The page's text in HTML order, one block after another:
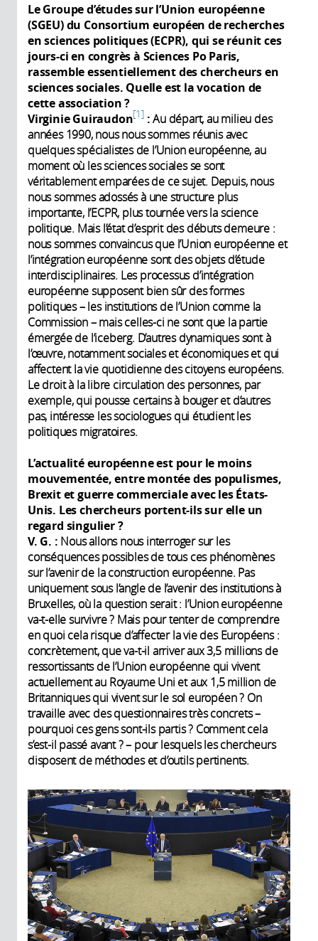
Le Groupe d’études sur l’Union européenne
(SGEU) du Consortium européen de recherches
en sciences politiques (ECPR), qui se réunit ces
jours-ci en congrès à Sciences Po Paris,
rassemble essentiellement des chercheurs en
sciences sociales. Quelle est la vocation de
cette association ?
Virginie Guiraudon 1 :Au départ, au milieu des
années 1990, nous nous sommes réunis avec
quelques spécialistes de l’Union européenne, au
moment où les sciences sociales se sont
véritablement emparées de ce sujet. Depuis, nous
nous sommes adossés à une structure plus
importante, l’ECPR, plus tournée vers la science
politique. Mais l’état d’esprit des débuts demeure :
nous sommes convaincus que l’Union européenne et
l’intégration européenne sont des objets d’étude
interdisciplinaires. Les processus d’intégration
européenne supposent bien sûr des formes
politiques – les institutions de l’Union comme la
Commission – mais celles-ci ne sont que la partie
émergée de l’iceberg. D’autres dynamiques sont à
l’œuvre, notamment sociales et économiques et qui
affectent la vie quotidienne des citoyens européens.
Le droit à la libre circulation des personnes, par
exemple, qui pousse certains à bouger et d’autres
pas, intéresse les sociologues qui étudient les
politiques migratoires.
L’actualité européenne est pour le moins
mouvementée, entre montée des populismes,
Brexit et guerre commerciale avec les États-
Unis. Les chercheurs portent-ils sur elle un
regard singulier ?
V. G. : Nous allons nous interroger sur les
conséquences possibles de tous ces phénomènes
sur l’avenir de la construction européenne. Pas
uniquement sous l’angle de l’avenir des institutions à
Bruxelles, où la question serait : l’Union européenne
va-t-elle survivre ? Mais pour tenter de comprendre
en quoi cela risque d’affecter la vie des Européens :
concrètement, que va-t-il arriver aux 3,5 millions de
ressortissants de l’Union européenne qui vivent
actuellement au Royaume Uni et aux 1,5 million de
Britanniques qui vivent sur le sol européen ? On
travaille avec des questionnaires très concrets –
pourquoi ces gens sont-ils partis ? Comment cela
s’est-il passé avant ? – pour lesquels les chercheurs
disposent de méthodes et d’outils pertinents.